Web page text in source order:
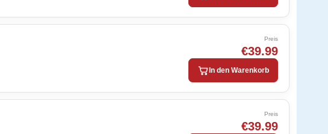
Preis
€39.99
In den Warenkorb
Preis
€39.99